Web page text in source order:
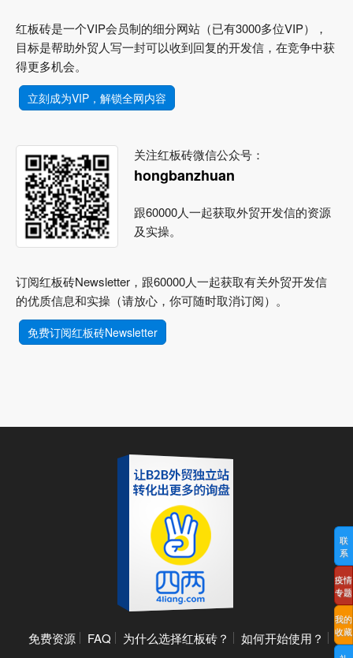
红板砖是一个VIP会员制的细分网站（已有3000多位VIP），
目标是帮助外贸人写一封可以收到回复的开发信，在竞争中获
得更多机会。
立刻成为VIP，解锁全网内容
关注红板砖微信公众号：
hongbanzhuan
跟60000人一起获取外贸开发信的资源
及实操。
订阅红板砖Newsletter，跟60000人一起获取有关外贸开发信
的优质信息和实操（请放心，你可随时取消订阅）。
免费订阅红板砖Newsletter
免费资源 FAQ 为什么选择红板砖？
如何开始使用？
联
系
疫情
专题
我的
收藏